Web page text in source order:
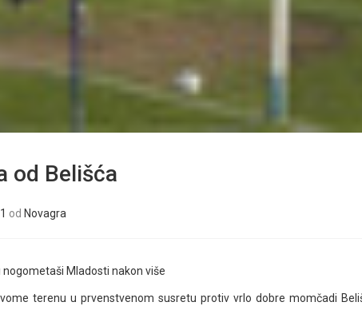
od Belišća
od Novagra
nogometaši Mladosti nakon više
terenu u prvenstvenom susretu protiv vrlo dobre momčadi